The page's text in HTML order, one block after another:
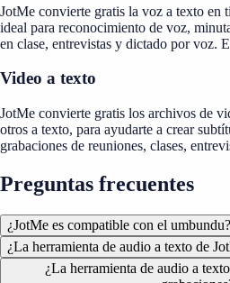
JotMe convierte gratis la voz a texto en
ideal para reconocimiento de voz,
en clase, entrevistas y dictado por voz.
Video a texto
JotMe convierte gratis los archivos de
otros a texto, para ayudarte a crear
grabaciones de reuniones, clases,
Preguntas frecuentes
¿JotMe es compatible con el umbundu?
¿La herramienta de audio a texto de
¿La herramienta de audio a